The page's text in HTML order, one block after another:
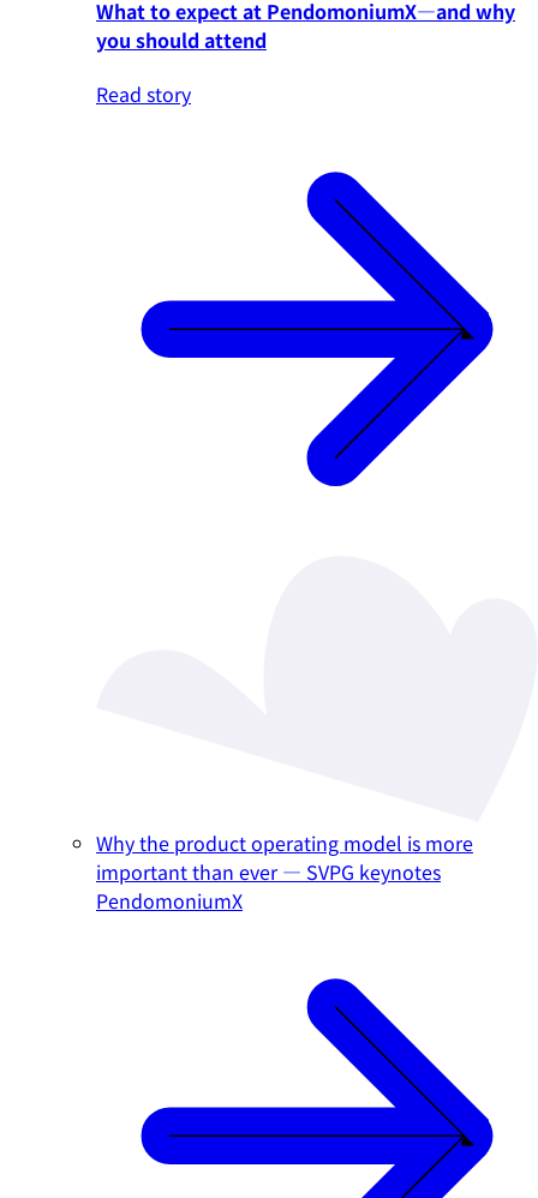
What to expect at PendomoniumX—and why
you should attend
Read story
Why the product operating model is more
important than ever — SVPG keynotes
PendomoniumX